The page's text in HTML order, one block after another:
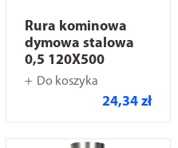
Rura kominowa
dymowa stalowa
0,5 120X500
Do koszyka
24,34 zł